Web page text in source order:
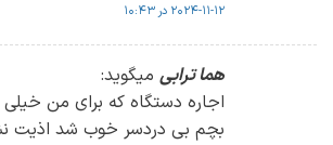
2024-11-12 در 10:43
هما ترابی میگوید:
اجاره دستگاه که برای من
بچم بی دردسر خوب شد اذیت